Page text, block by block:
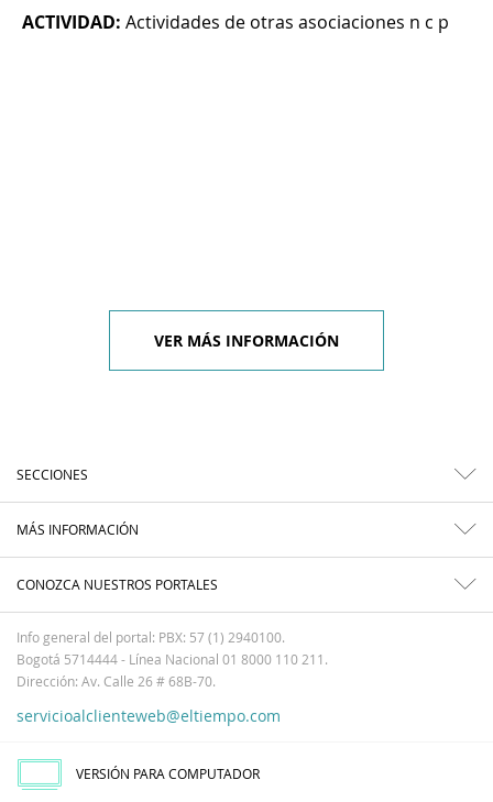
ACTIVIDAD: Actividades de otras asociaciones n c p
VER MÁS INFORMACIÓN
SECCIONES
MÁS INFORMACIÓN
CONOZCA NUESTROS PORTALES
Info general del portal: PBX: 57 (1) 2940100.
Bogotá 5714444 - Línea Nacional 01 8000 110 211.
Dirección: Av. Calle 26 # 68B-70.
servicioalclienteweb@eltiempo.com
VERSIÓN PARA COMPUTADOR